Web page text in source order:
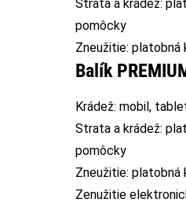
Strata a krádež:
pomôcky
Zneužitie: platobná
Balík
Krádež: mobil,
Strata a krádež:
pomôcky
Zneužitie: platobná
Zenužitie